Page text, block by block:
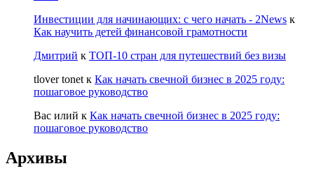
Инвестиции для начинающих: с чего начать - 2News к
Как научить детей финансовой грамотности
Дмитрий к ТОП-10 стран для путешествий без визы
tlover tonet к Как начать свечной бизнес в 2025 году:
пошаговое руководство
Вас илий к Как начать свечной бизнес в 2025 году:
пошаговое руководство
Архивы